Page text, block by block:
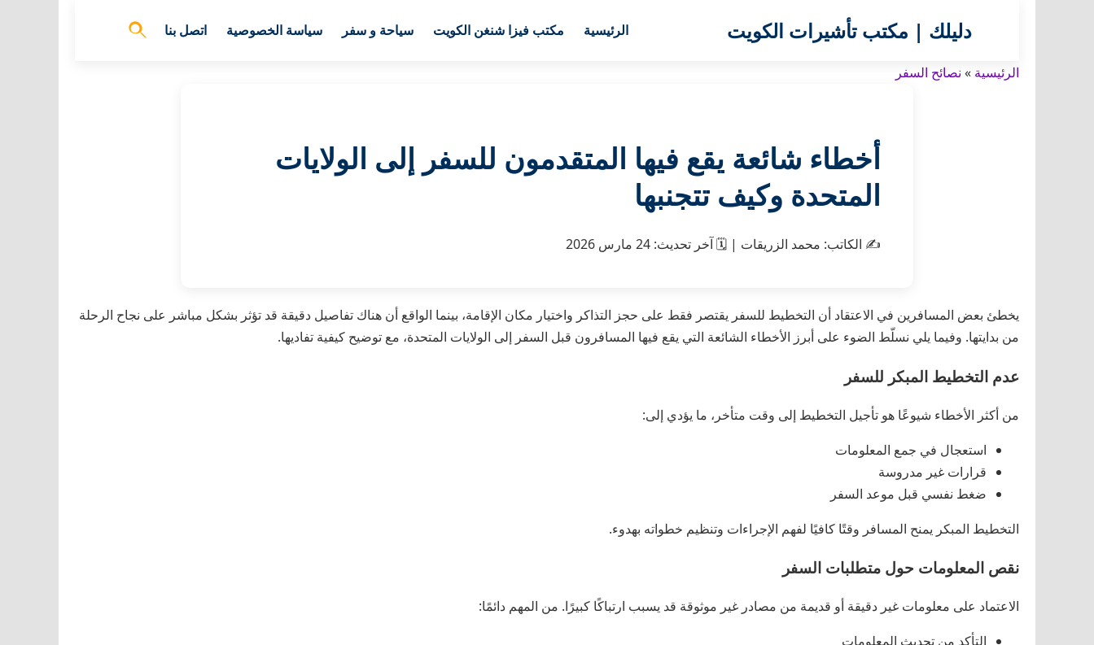
دليلك | مكتب تأشيرات الكويت الرئيسية مكتب فيزا شنغن الكويت سياحة و سفر سياسة الخصوصية اتصل بنا
الرئيسية » نصائح السفر
أخطاء شائعة يقع فيها المتقدمون للسفر إلى الولايات
المتحدة وكيف تتجنبها
✍️ الكاتب: محمد الزريقات |
🗓️آخر تحديث: 24 مارس 2026
يخطئ بعض المسافرين في الاعتقاد أن التخطيط للسفر يقتصر فقط على حجز التذاكر واختيار مكان الإقامة، بينما الواقع أن هناك تفاصيل دقيقة قد تؤثر بشكل مباشر على نجاح الرحلة
من بدايتها. وفيما يلي نسلّط الضوء على أبرز الأخطاء الشائعة التي يقع فيها المسافرون قبل السفر إلى الولايات المتحدة، مع توضيح كيفية تفاديها.
عدم التخطيط المبكر للسفر
من أكثر الأخطاء شيوعًا هو تأجيل التخطيط إلى وقت متأخر، ما يؤدي إلى:
استعجال في جمع المعلومات
قرارات غير مدروسة
ضغط نفسي قبل موعد السفر
التخطيط المبكر يمنح المسافر وقتًا كافيًا لفهم الإجراءات وتنظيم خطواته بهدوء.
نقص المعلومات حول متطلبات السفر
الاعتماد على معلومات غير دقيقة أو قديمة من مصادر غير موثوقة قد يسبب ارتباكًا كبيرًا. من المهم دائمًا:
التأكد من تحديث المعلومات